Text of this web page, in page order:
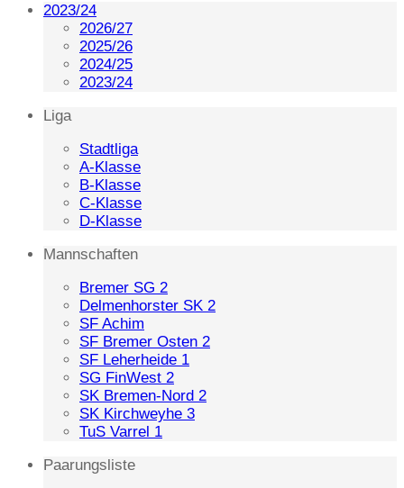
2023/24
2026/27
2025/26
2024/25
2023/24
Liga
Stadtliga
A-Klasse
B-Klasse
C-Klasse
D-Klasse
Mannschaften
Bremer SG 2
Delmenhorster SK 2
SF Achim
SF Bremer Osten 2
SF Leherheide 1
SG FinWest 2
SK Bremen-Nord 2
SK Kirchweyhe 3
TuS Varrel 1
Paarungsliste